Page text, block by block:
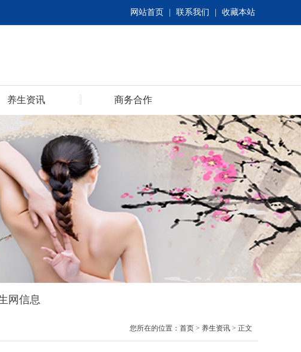
网站首页 联系我们 收藏本站
养生资讯 商务合作
网信息
您所在的位置： 首页 > 养生资讯 > 正文